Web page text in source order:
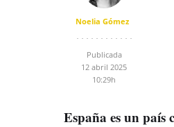
Noelia Gómez
Publicada
12 abril 2025
10:29h
España es un país